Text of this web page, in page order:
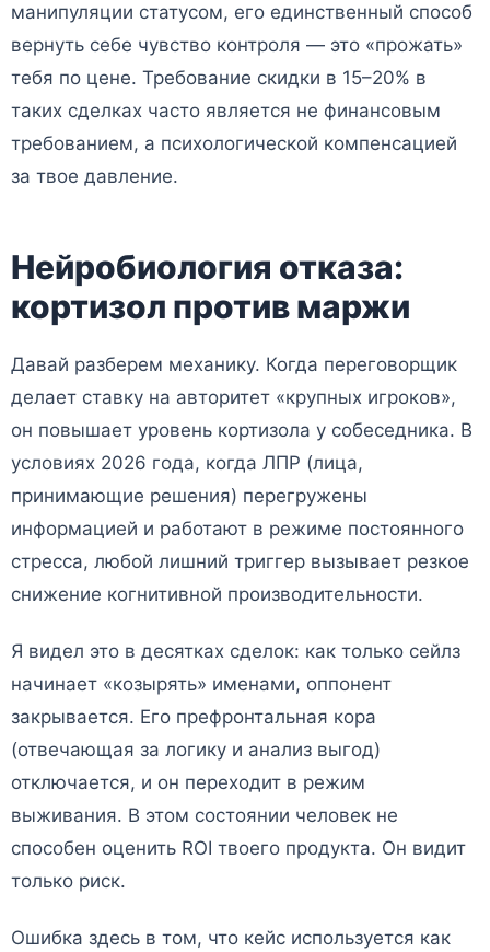
манипуляции статусом, его единственный способ
вернуть себе чувство контроля — это «прожать»
тебя по цене. Требование скидки в 15–20% в
таких сделках часто является не финансовым
требованием, а психологической компенсацией
за твое давление.
Нейробиология отказа:
кортизол против маржи
Давай разберем механику. Когда переговорщик
делает ставку на авторитет «крупных игроков»,
он повышает уровень кортизола у собеседника. В
условиях 2026 года, когда ЛПР (лица,
принимающие решения) перегружены
информацией и работают в режиме постоянного
стресса, любой лишний триггер вызывает резкое
снижение когнитивной производительности.
Я видел это в десятках сделок: как только сейлз
начинает «козырять» именами, оппонент
закрывается. Его префронтальная кора
(отвечающая за логику и анализ выгод)
отключается, и он переходит в режим
выживания. В этом состоянии человек не
способен оценить ROI твоего продукта. Он видит
только риск.
Ошибка здесь в том, что кейс используется как